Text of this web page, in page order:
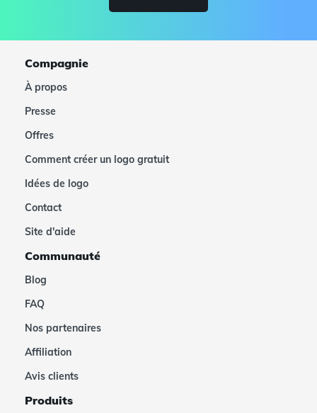
Compagnie
À propos
Presse
Offres
Comment créer un logo gratuit
Idées de logo
Contact
Site d'aide
Communauté
Blog
FAQ
Nos partenaires
Affiliation
Avis clients
Produits